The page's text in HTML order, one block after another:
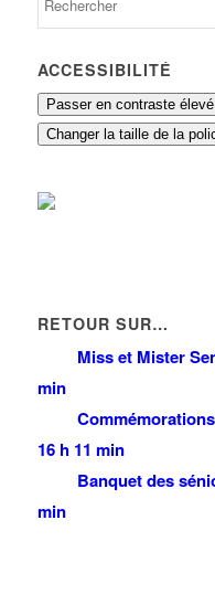
ACCESSIBILITÉ
Passer en contraste élevé
Changer la taille de la
RETOUR SUR…
Miss et Mister
min
16 h 11 min
Banquet des
min